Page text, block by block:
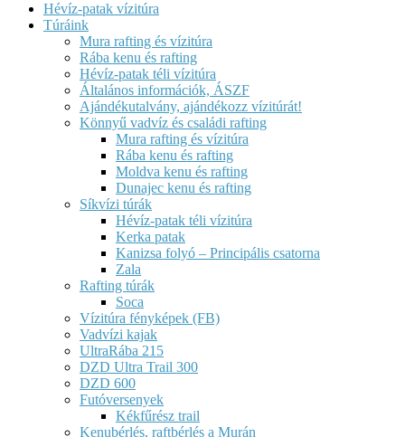
Hévíz-patak vízitúra
Túráink
Mura rafting és vízitúra
Rába kenu és rafting
Hévíz-patak téli vízitúra
Általános információk, ÁSZF
Ajándékutalvány, ajándékozz vízitúrát!
Könnyű vadvíz és családi rafting
Mura rafting és vízitúra
Rába kenu és rafting
Moldva kenu és rafting
Dunajec kenu és rafting
Síkvízi túrák
Hévíz-patak téli vízitúra
Kerka patak
Kanizsa folyó – Principális csatorna
Zala
Rafting túrák
Soca
Vízitúra fényképek (FB)
Vadvízi kajak
UltraRába 215
DZD Ultra Trail 300
DZD 600
Futóversenyek
Kékfűrész trail
Kenubérlés, raftbérlés a Murán